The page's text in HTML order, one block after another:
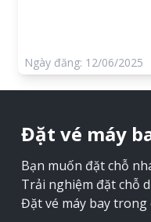
Ngày đăng: 12/06/2025
Đặt vé máy
Bạn muốn đặt chỗ
Trải nghiệm đặt chỗ
Đặt vé máy bay trong